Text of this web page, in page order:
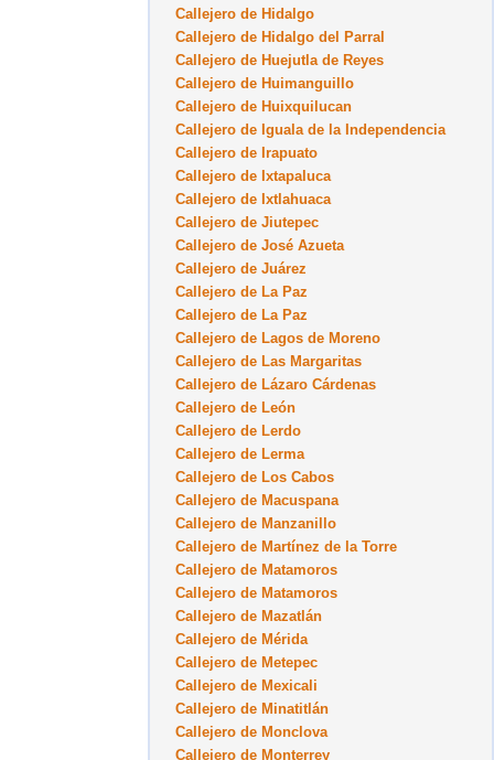
Callejero de Hidalgo
Callejero de Hidalgo del Parral
Callejero de Huejutla de Reyes
Callejero de Huimanguillo
Callejero de Huixquilucan
Callejero de Iguala de la Independencia
Callejero de Irapuato
Callejero de Ixtapaluca
Callejero de Ixtlahuaca
Callejero de Jiutepec
Callejero de José Azueta
Callejero de Juárez
Callejero de La Paz
Callejero de La Paz
Callejero de Lagos de Moreno
Callejero de Las Margaritas
Callejero de Lázaro Cárdenas
Callejero de León
Callejero de Lerdo
Callejero de Lerma
Callejero de Los Cabos
Callejero de Macuspana
Callejero de Manzanillo
Callejero de Martínez de la Torre
Callejero de Matamoros
Callejero de Matamoros
Callejero de Mazatlán
Callejero de Mérida
Callejero de Metepec
Callejero de Mexicali
Callejero de Minatitlán
Callejero de Monclova
Callejero de Monterrey